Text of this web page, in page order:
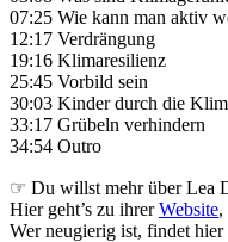
07:25 Wie kann man aktiv
12:17 Verdrängung
19:16 Klimaresilienz
25:45 Vorbild sein
30:03 Kinder durch die
33:17 Grübeln verhindern
34:54 Outro
☞ Du willst mehr über Lea
Hier geht’s zu ihrerWebsite,
Wer neugierig ist, findet hier